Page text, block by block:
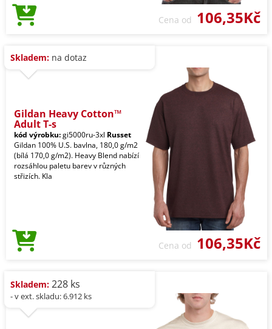
Cena od 106,35Kč
Skladem: na dotaz
Gildan Heavy Cotton™
Adult T-s
kód výrobku:gi5000ru-3xl Russet
Gildan 100% U.S. bavlna, 180,0 g/m2
(bílá 170,0 g/m2). Heavy Blend nabízí
rozsáhlou paletu barev v různých
střizích. Kla
Cena od 106,35Kč
Skladem: 228 ks
- v ext. skladu: 6.912 ks